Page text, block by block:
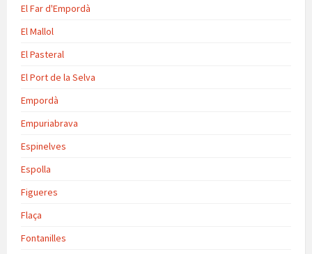
El Far d'Empordà
El Mallol
El Pasteral
El Port de la Selva
Empordà
Empuriabrava
Espinelves
Espolla
Figueres
Flaça
Fontanilles